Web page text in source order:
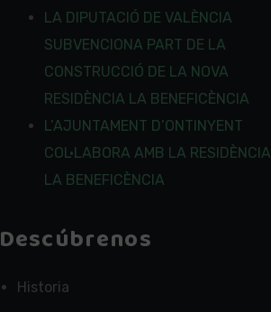
LA DIPUTACIÓ DE VALÈNCIA
SUBVENCIONA PART DE LA
CONSTRUCCIÓ DE LA NOVA
RESIDÈNCIA LA BENEFICÈNCIA
L’AJUNTAMENT D’ONTINYENT
COL·LABORA AMB LA RESIDÈNCIA
LA BENEFICÈNCIA
Descúbrenos
Historia